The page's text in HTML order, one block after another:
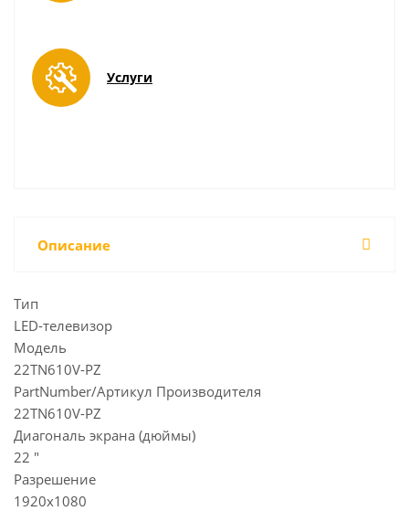
Услуги
Описание
Тип
LED-телевизор
Модель
22TN610V-PZ
PartNumber/Артикул Производителя
22TN610V-PZ
Диагональ экрана (дюймы)
22 "
Разрешение
1920x1080